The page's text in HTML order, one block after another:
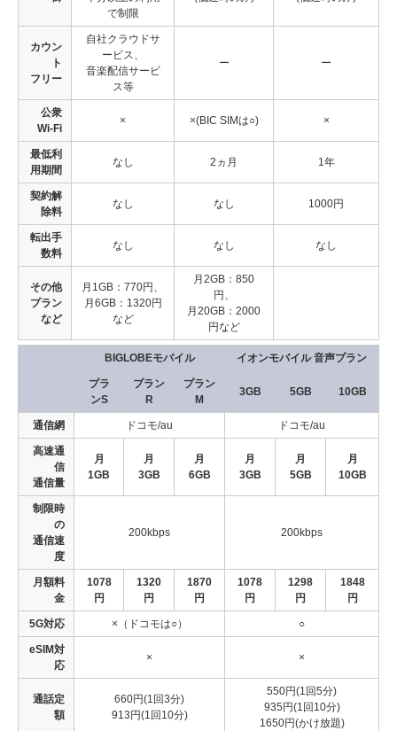
で制限
カウン
ト
フリー
自社クラウドサ
ービス、
音楽配信サービ
ス等
ー ー
公衆
Wi-Fi
× ×(BIC SIMは○) ×
最低利
用期間
なし 2ヵ月 1年
契約解
除料
なし なし 1000円
転出手
数料
なし なし なし
その他
プラン
など
月1GB：770円、
月6GB：1320円
など
月2GB：850
円、
月20GB：2000
円など
BIGLOBEモバイル イオンモバイル 音声プラン
プラ
ンS
プラン
R
プラン
M
3GB 5GB 10GB
通信網 ドコモ/au ドコモ/au
高速通
信
通信量
月
1GB
月
3GB
月
6GB
月
3GB
月
5GB
月
10GB
制限時
の
通信速
度
200kbps 200kbps
月額料
金
1078
円
1320
円
1870
円
1078
円
1298
円
1848
円
5G対応 ×（ドコモは○） ○
eSIM対
応
× ×
通話定
額
660円(1回3分)
913円(1回10分)
550円(1回5分)
935円(1回10分)
1650円(かけ放題)